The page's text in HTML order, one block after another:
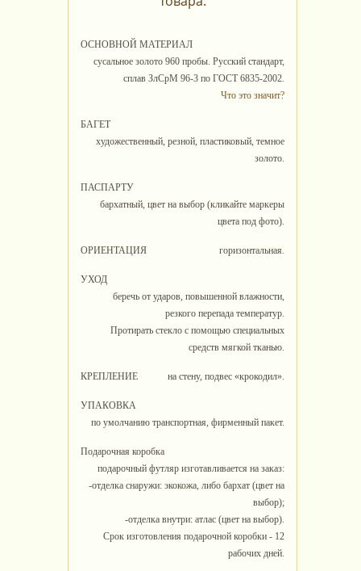
ОСНОВНОЙ МАТЕРИАЛ
сусальное золото 960 пробы. Русский стандарт,
сплав ЗлСрМ 96-3 по ГОСТ 6835-2002.
Что это значит?
БАГЕТ
художественный, резной, пластиковый, темное
золото.
ПАСПАРТУ
бархатный, цвет на выбор (кликайте маркеры
цвета под фото).
ОРИЕНТАЦИЯ горизонтальная.
УХОД
беречь от ударов, повышенной влажности,
резкого перепада температур.
Протирать стекло с помощью специальных
средств мягкой тканью.
КРЕПЛЕНИЕ на стену, подвес «крокодил».
УПАКОВКА
по умолчанию транспортная, фирменный пакет.
Подарочная коробка
подарочный футляр изготавливается на заказ:
-отделка снаружи: экокожа, либо бархат (цвет на
выбор);
-отделка внутри: атлас (цвет на выбор).
Срок изготовления подарочной коробки - 12
рабочих дней.